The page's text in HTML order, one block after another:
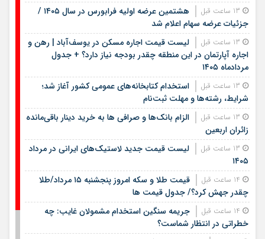
هشتمین عرضه اولیه فرابورس در سال ۱۴۰۵ /
جزئیات عرضه سهام اعلام شد
لیست قیمت اجاره مسکن در یوسف‌آباد | رهن و
اجاره آپارتمان در این منطقه چقدر بودجه نیاز دارد؟ + جدول
مردادماه ۱۴۰۵
استخدام کتابخانه‌های عمومی کشور آغاز شد؛
شرایط، رشته‌ها و مهلت ثبت‌نام
الزام بانک‌ها و صرافی ها به خرید دینار باقی‌مانده
زائران اربعین
لیست قیمت جدید لاستیک‌های ایرانی در مرداد
۱۴۰۵
قیمت طلا و سکه امروز پنجشنبه ۱۵ مرداد/طلا
چقدر جهش کرد؟/ جدول قیمت ها
جریمه سنگین استخدام مشمولان غایب: چه
خطراتی در انتظار شماست؟